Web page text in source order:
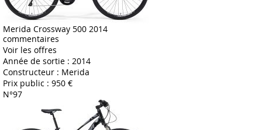
Merida Crossway 500 2014
commentaires
Voir les offres
Année de sortie : 2014
Constructeur : Merida
Prix public : 950 €
N°97